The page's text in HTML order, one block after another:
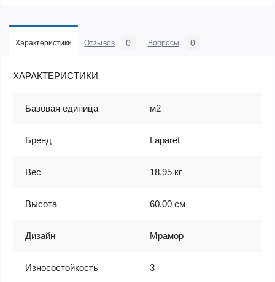
Характеристики Отзывов 0 Вопросы 0
ХАРАКТЕРИСТИКИ
Базовая единица м2
Бренд Laparet
Вес 18.95 кг
Высота 60,00 см
Дизайн Мрамор
Износостойкость 3